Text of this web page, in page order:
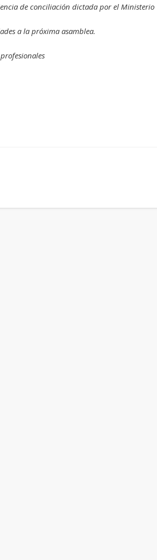
de conciliación dictada por el Ministerio
a la próxima asamblea.